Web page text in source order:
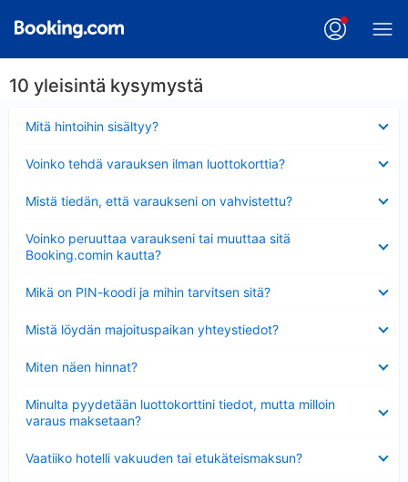
10 yleisintä kysymystä
Mitä hintoihin sisältyy?
Voinko tehdä varauksen ilman luottokorttia?
Mistä tiedän, että varaukseni on vahvistettu?
Voinko peruuttaa varaukseni tai muuttaa sitä
Booking.comin kautta?
Mikä on PIN-koodi ja mihin tarvitsen sitä?
Mistä löydän majoituspaikan yhteystiedot?
Miten näen hinnat?
Minulta pyydetään luottokorttini tiedot, mutta milloin
varaus maksetaan?
Vaatiiko hotelli vakuuden tai etukäteismaksun?